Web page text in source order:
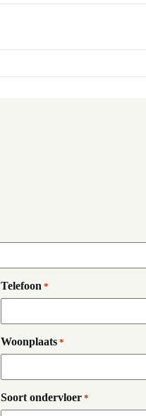
Telefoon *
Woonplaats *
Soort ondervloer *